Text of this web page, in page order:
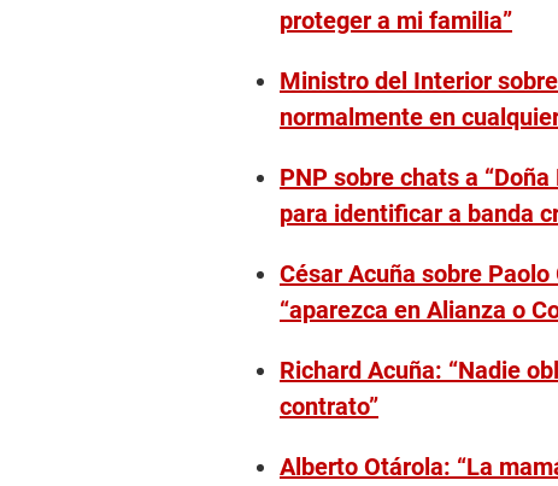
proteger a mi familia”
Ministro del Interior
normalmente en
PNP sobre chats a
para identificar a banda
César Acuña sobre
“aparezca en Alianza o
Richard Acuña: “Nadie
contrato”
Alberto Otárola: “La